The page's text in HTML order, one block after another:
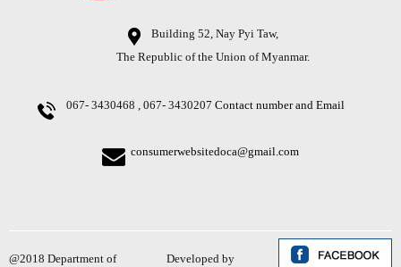
Building 52, Nay Pyi Taw,
The Republic of the Union of Myanmar.
067- 3430468 , 067- 3430207 Contact number and Email
consumerwebsitedoca@gmail.com
@2018 Department of Developed by